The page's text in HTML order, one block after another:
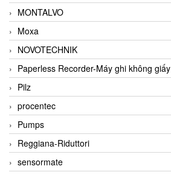
MONTALVO
Moxa
NOVOTECHNIK
Paperless Recorder-Máy ghi không giấy
Pilz
procentec
Pumps
Reggiana-Riduttori
sensormate